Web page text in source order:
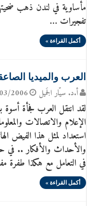
مأساوية في لندن ذهب
تفجيرات …
أكمل القراءة »
العرب والميديا
أ.د. سيّار الجَميل 2006
لقد انتقل العرب فجأة
الإعلام والاتصالات
استعداد لمثل هذا الفيض
والأحداث والأفكار .. في
في التعامل مع هكذا طفرة
أكمل القراءة »